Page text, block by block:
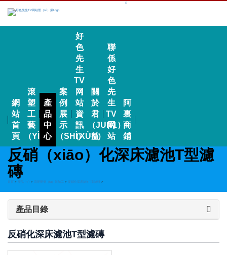
網
站
首
頁
滾
塑
工
藝
（YÌ）
產
品
中
心
案
例
展
示
（SHÌ）
好
色
先
生
TV
网
站
資
訊
（XÙN）
關
於
君
（JUN1）
益
聯
係
好
色
先
生
TV
网
站
阿
裏
商
鋪
反硝（xiāo）化深床濾池T型濾
磚
首頁 > 產品中心 > 滾塑開發（fā）與加工 > 反硝化深床濾池T型濾磚 >
產品目錄
反硝化深床濾池T型濾磚